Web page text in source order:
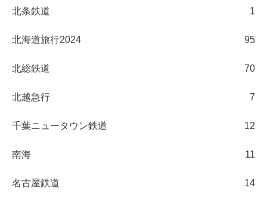
北条鉄道 1
北海道旅行2024 95
北総鉄道 70
北越急行 7
千葉ニュータウン鉄道 12
南海 11
名古屋鉄道 14